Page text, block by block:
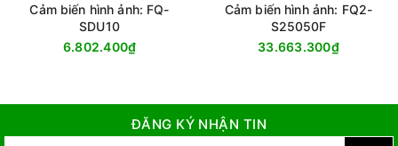
Cảm biến hình ảnh: FQ-
SDU10
6.802.400₫
Cảm biến hình ảnh: FQ2-
S25050F
33.663.300₫
ĐĂNG KÝ NHẬN TIN